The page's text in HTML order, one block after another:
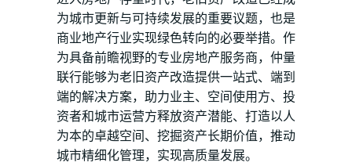
为城市更新与可持续发展的重要议题，也是
商业地产行业实现绿色转向的必要举措。作
为具备前瞻视野的专业房地产服务商，仲量
联行能够为老旧资产改造提供一站式、端到
端的解决方案，助力业主、空间使用方、投
资者和城市运营方释放资产潜能、打造以人
为本的卓越空间、挖掘资产长期价值，推动
城市精细化管理，实现高质量发展。